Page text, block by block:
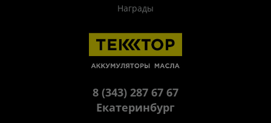
Награды
8 (343) 287 67 67
Екатеринбург